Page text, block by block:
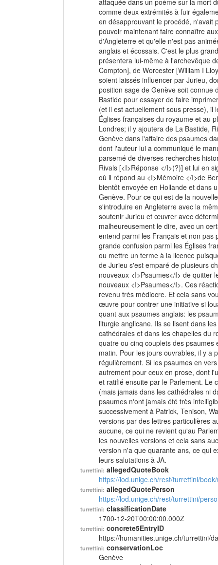
attaquée dans un poème sur la mort
comme deux extrémités à fuir
en désapprouvant le procédé, n'avait
pouvoir maintenant faire connaître
d'Angleterre et qu'elle n'est pas
anglais et écossais. C'est le plus
présentera lui-même à l'archevêque
Compton], de Worcester [William I
soient laissés influencer par Jurieu,
position sage de Genève soit connue
Bastide pour essayer de faire
(et il est actuellement sous presse), il
Églises françaises du royaume et au
Londres; il y ajoutera de La Bastide,
Genève dans l'affaire des psaumes
dont l'auteur lui a communiqué le
parsemé de diverses recherches
Rivals [<I>Réponse </I>(?)] et lui en
où il répond au <I>Mémoire </I>de
bientôt envoyée en Hollande et dans
Genève. Pour ce qui est de la
s'introduire en Angleterre avec la
soutenir Jurieu et œuvrer avec
malheureusement le dire, avec un
entend parmi les Français et non pas
grande confusion parmi les Églises
ou mettre un terme à la licence
de Jurieu s'est emparé de plusieurs
nouveaux <I>Psaumes</I> de quitter
nouveaux <I>Psaumes</I>. Ces
revenu très médiocre. Et cela sans
œuvre pour contrer une initiative si
quant aux psaumes anglais: les
liturgie anglicane. Ils se lisent dans
cathédrales et dans les chapelles du
quatre ou cinq couplets des
matin. Pour les jours ouvrables, il y a
régulièrement. Si les psaumes en
autrement pour ceux en prose, dont
et ratifié ensuite par le Parlement. Le
(mais jamais dans les cathédrales ni
psaumes n'ont jamais été très
successivement à Patrick, Tenison,
versions par des lettres particulières
aucune, ce qui ne revient qu'au
les nouvelles versions et cela sans
version n'a que quarante ans, ce qui
leurs salutations à JA.
turrettini: allegedQuoteBook
https://lod.unige.ch/rest/turrettini/
turrettini: allegedQuotePerson
https://lod.unige.ch/rest/turrettini/
turrettini: classificationDate
1700-12-20T00:00:00.000Z
turrettini: concrete5EntryID
https://humanities.unige.ch/turrettini/
turrettini: conservationLoc
Genève